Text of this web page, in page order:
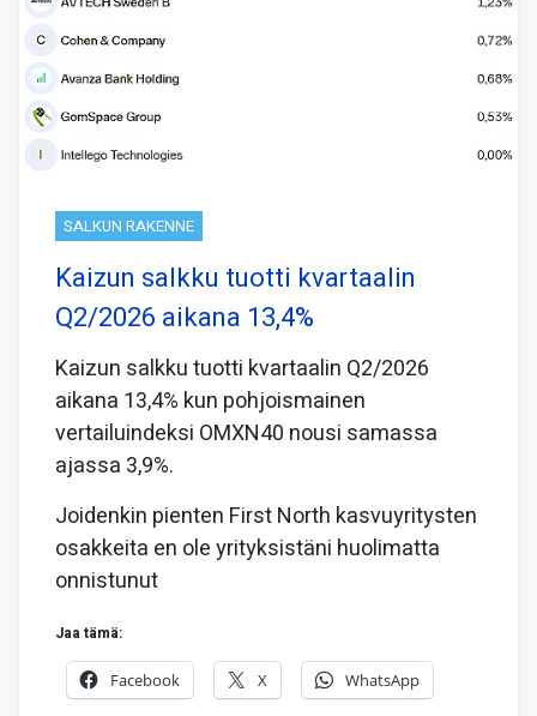
SALKUN RAKENNE
Kaizun salkku tuotti kvartaalin
Q2/2026 aikana 13,4%
Kaizun salkku tuotti kvartaalin Q2/2026
aikana 13,4% kun pohjoismainen
vertailuindeksi OMXN40 nousi samassa
ajassa 3,9%.
Joidenkin pienten First North kasvuyritysten
osakkeita en ole yrityksistäni huolimatta
onnistunut
Jaa tämä:
Facebook X WhatsApp